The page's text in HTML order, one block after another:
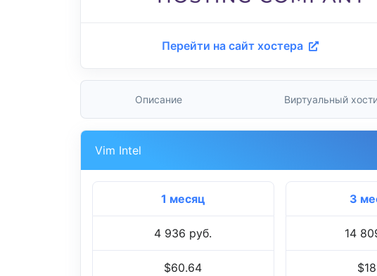
Перейти на сайт хостера
Описание Виртуальный
Vim Intel
1 месяц
4 936 руб.
$60.64
3
14